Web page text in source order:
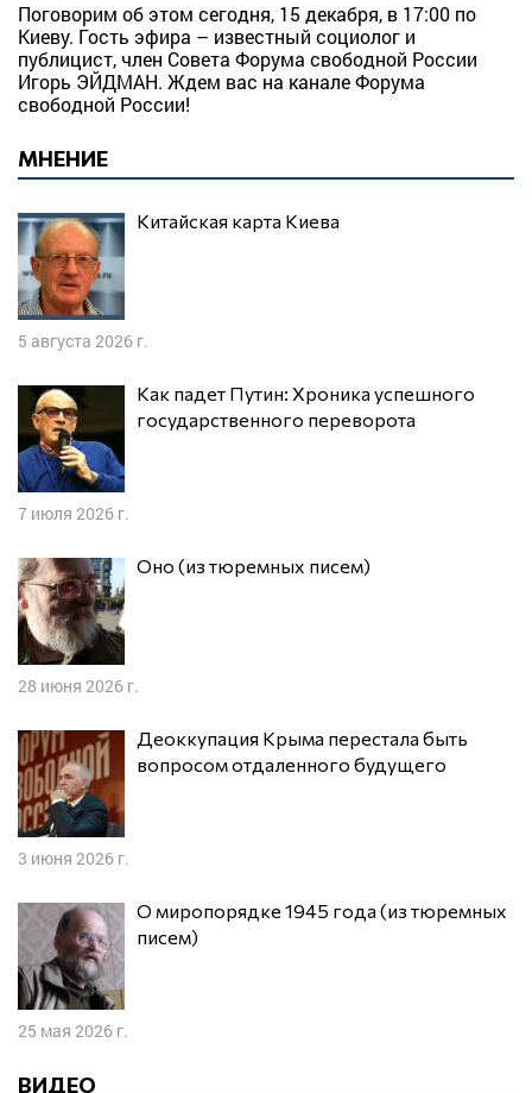
Поговорим об этом сегодня, 15 декабря, в 17:00 по
Киеву. Гость эфира – известный социолог и
публицист, член Совета Форума свободной России
Игорь ЭЙДМАН. Ждем вас на канале Форума
свободной России!
МНЕНИЕ
Китайская карта Киева
5 августа 2026 г.
Как падет Путин: Хроника успешного
государственного переворота
7 июля 2026 г.
Оно (из тюремных писем)
28 июня 2026 г.
Деоккупация Крыма перестала быть
вопросом отдаленного будущего
3 июня 2026 г.
О миропорядке 1945 года (из тюремных
писем)
25 мая 2026 г.
ВИДЕО